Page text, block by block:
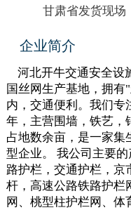
甘肃省发货现场
企业简介
河北开牛交通安全设
国丝网生产基地，拥
内，交通便利。我们专
年，主营围墙，铁艺，
占地数余亩，是一家集
型企业。 我公司主要
路护栏，交通护栏，京
杆，高速公路铁路护栏
网、桃型柱护栏网、体